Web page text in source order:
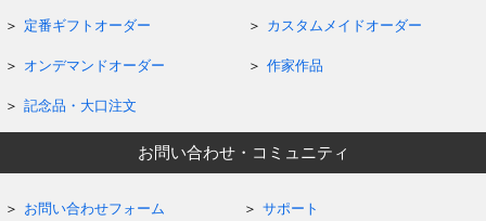
定番ギフトオーダー カスタムメイドオーダー
オンデマンドオーダー 作家作品
記念品・大口注文
お問い合わせ・コミュニティ
お問い合わせフォーム サポート